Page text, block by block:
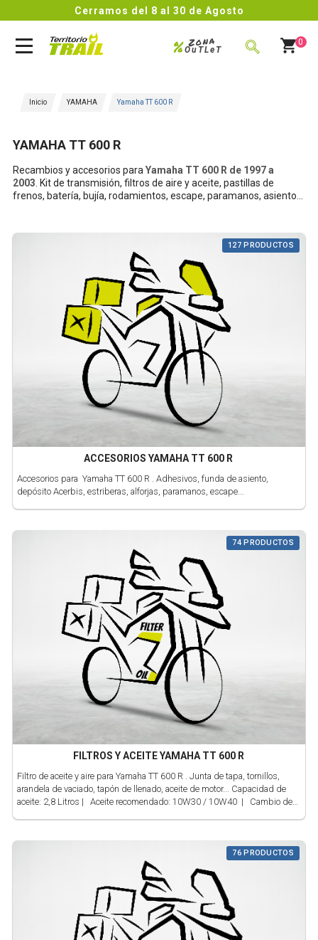
Cerramos del 8 al 30 de Agosto
Zona
%OuTLeT
0
Inicio YAMAHA Yamaha TT 600 R
YAMAHA TT 600 R
Recambios y accesorios para Yamaha TT 600 R de 1997 a
2003 Kit de transmisión, filtros de aire y aceite, pastillas de
frenos, batería, bujía, rodamientos, escape, paramanos, asiento...
127 PRODUCTOS
ACCESORIOS YAMAHA TT 600 R
Accesorios para Yamaha TT 600 R . Adhesivos, funda de asiento,
depósito Acerbis, estriberas, alforjas, paramanos, escape...
74 PRODUCTOS
FILTROS Y ACEITE YAMAHA TT 600 R
Filtro de aceite y aire para Yamaha TT 600 R . Junta de tapa, tornillos,
arandela de vaciado, tapón de llenado, aceite de motor... Capacidad de
aceite: 2,8 Litros | Aceite recomendado: 10W30 / 10W40 | Cambio de
76 PRODUCTOS